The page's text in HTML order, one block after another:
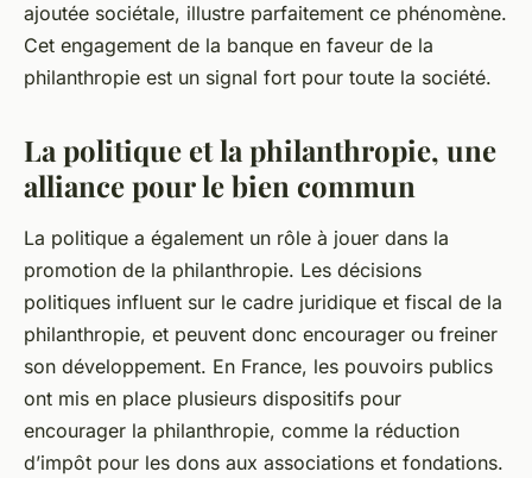
ajoutée sociétale, illustre parfaitement ce phénomène.
Cet engagement de la banque en faveur de la
philanthropie est un signal fort pour toute la société.
La politique et la philanthropie, une
alliance pour le bien commun
La politique a également un rôle à jouer dans la
promotion de la philanthropie. Les décisions
politiques influent sur le cadre juridique et fiscal de la
philanthropie, et peuvent donc encourager ou freiner
son développement. En France, les pouvoirs publics
ont mis en place plusieurs dispositifs pour
encourager la philanthropie, comme la réduction
d’impôt pour les dons aux associations et fondations.